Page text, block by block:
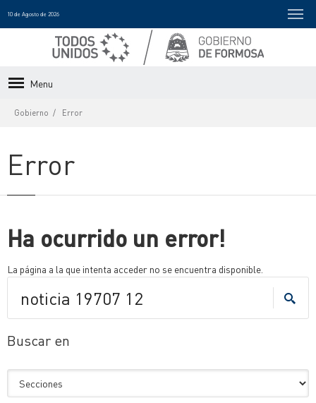
10 de Agosto de 2026
Menu
Gobierno Error
Error
Ha ocurrido un error!
La página a la que intenta acceder no se encuentra disponible.
Buscar en